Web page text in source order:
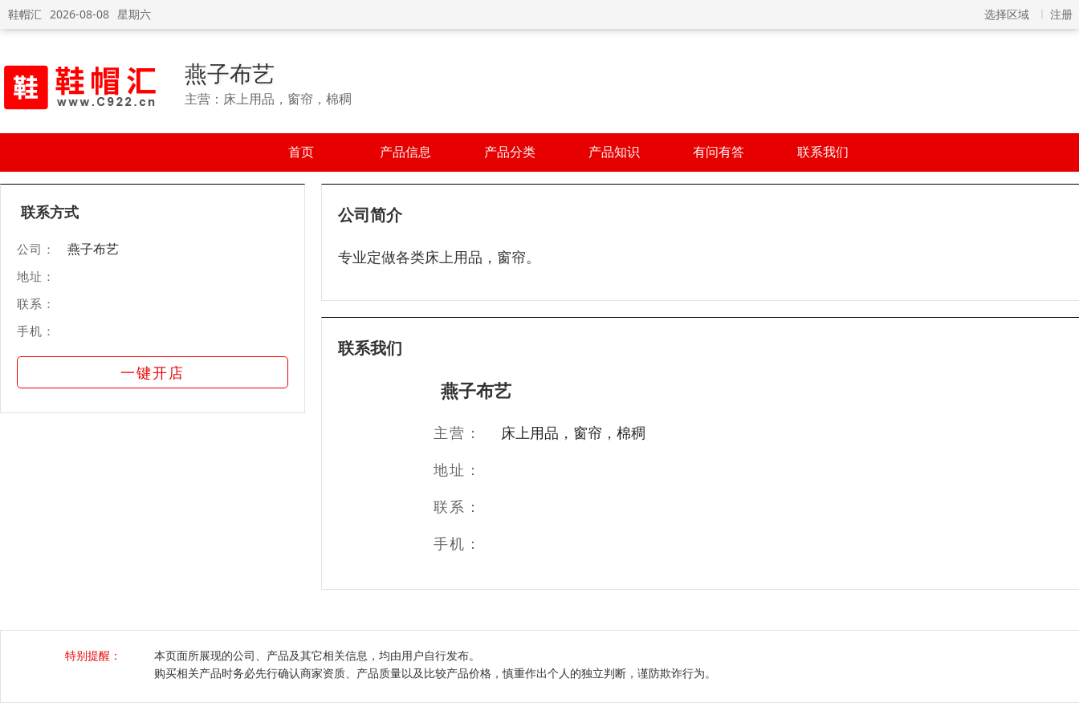
鞋帽汇 2026-08-08 星期六 选择区域 注册
燕子布艺
主营：床上用品，窗帘，棉稠
首页 产品信息 产品分类 产品知识 有问有答 联系我们
联系方式
公司： 燕子布艺
地址：
联系：
手机：
一键开店
公司简介
专业定做各类床上用品，窗帘。
联系我们
燕子布艺
主营：
床上用品，窗帘，棉稠
地址：
联系：
手机：
特别提醒：
本页面所展现的公司、产品及其它相关信息，均由用户自行发布。
购买相关产品时务必先行确认商家资质、产品质量以及比较产品价格，慎重作出个人的独立判断，谨防欺诈行为。